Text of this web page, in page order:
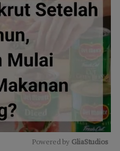
Powered by GliaStudios